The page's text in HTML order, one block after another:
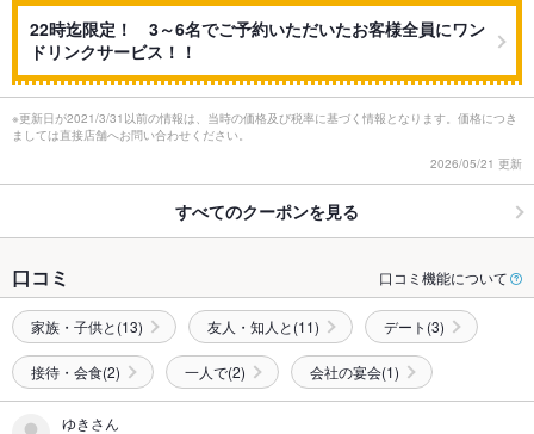
22時迄限定！ 3～6名でご予約いただいたお客様全員にワン
ドリンクサービス！！
※更新日が2021/3/31以前の情報は、当時の価格及び税率に基づく情報となります。価格につき
ましては直接店舗へお問い合わせください。
2026/05/21 更新
すべてのクーポンを見る
口コミ 口コミ機能について
家族・子供と(13) 友人・知人と(11) デート(3)
接待・会食(2) 一人で(2) 会社の宴会(1)
ゆきさん